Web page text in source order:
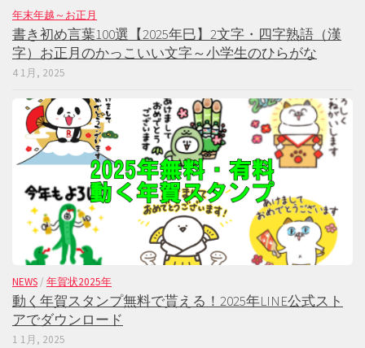
年末年越～お正月
書き初め言葉100選【2025年巳】2文字・四字熟語（漢
字）お正月のかっこいい文字～小学生のひらがな
4 1月, 2025
NEWS / 年賀状2025年
動く年賀スタンプ無料で貰える！2025年LINE公式スト
アでダウンロード
1 1月, 2025